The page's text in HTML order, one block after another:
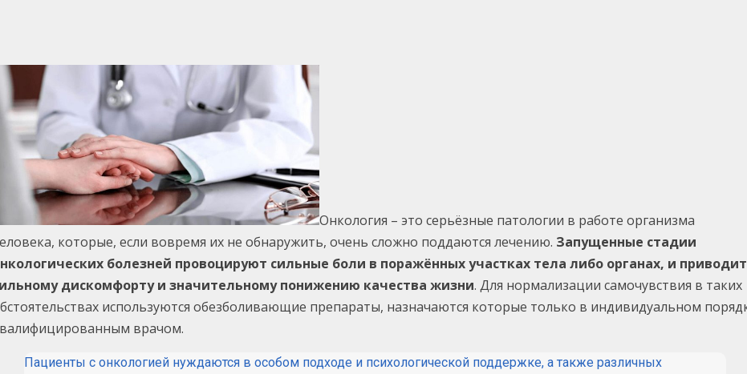
Онкология – это серьёзные патологии в работе организма
которые, если вовремя их не обнаружить, очень сложно поддаются лечению. Запущенные стадии
болезней провоцируют сильные боли в поражённых участках тела либо органах, и
дискомфорту и значительному понижению качества жизни. Для нормализации самочувствия в таких
используются обезболивающие препараты, назначаются которые только в индивидуальном
врачом.
Пациенты с онкологией нуждаются в особом подходе и психологической поддержке, а также различных